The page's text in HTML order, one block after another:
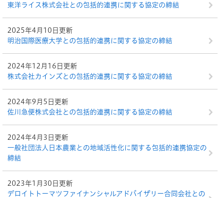
東洋ライス株式会社との包括的連携に関する協定の締結
2025年4月10日更新
明治国際医療大学との包括的連携に関する協定の締結
2024年12月16日更新
株式会社カインズとの包括的連携に関する協定の締結
2024年9月5日更新
佐川急便株式会社との包括的連携に関する協定の締結
2024年4月3日更新
一般社団法人日本農業との地域活性化に関する包括的連携協定の
締結
2023年1月30日更新
デロイトトーマツファイナンシャルアドバイザリー合同会社との